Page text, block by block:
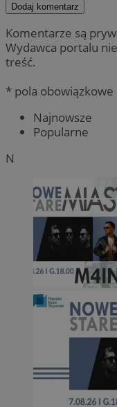
Dodaj komentarz
Komentarze są
Wydawca portalu
treść.
* pola obowiązkowe
Najnowsze
Popularne
N